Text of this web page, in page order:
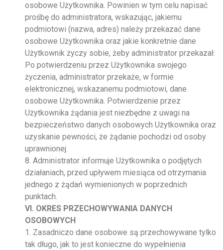
osobowe Użytkownika. Powinien w tym celu napisać
prośbę do administratora, wskazując, jakiemu
podmiotowi (nazwa, adres) należy przekazać dane
osobowe Użytkownika oraz jakie konkretnie dane
Użytkownik życzy sobie, żeby administrator przekazał.
Po potwierdzeniu przez Użytkownika swojego
życzenia, administrator przekaże, w formie
elektronicznej, wskazanemu podmiotowi, dane
osobowe Użytkownika. Potwierdzenie przez
Użytkownika żądania jest niezbędne z uwagi na
bezpieczeństwo danych osobowych Użytkownika oraz
uzyskanie pewności, że żądanie pochodzi od osoby
uprawnionej.
8. Administrator informuje Użytkownika o podjętych
działaniach, przed upływem miesiąca od otrzymania
jednego z żądań wymienionych w poprzednich
punktach.
VI. OKRES PRZECHOWYWANIA DANYCH
OSOBOWYCH
1. Zasadniczo dane osobowe są przechowywane tylko
tak długo, jak to jest konieczne do wypełnienia